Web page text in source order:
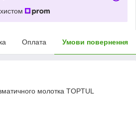
Оплата Умови повернення
молотка TOPTUL